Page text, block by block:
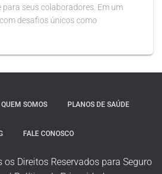
para seus colaboradores. Em um
desafios únicos como
QUEM SOMOS PLANOS DE SAÚDE
FALE CONOSCO
Direitos Reservados para Seguro